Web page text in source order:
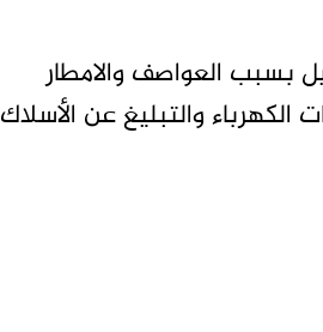
بسبب العواصف والامطار
والتبليغ عن الأسلاك